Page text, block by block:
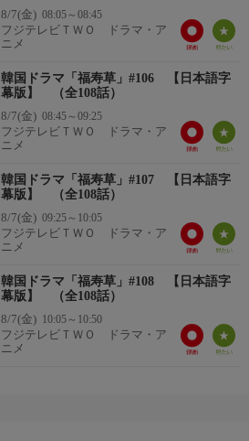
8/7(金) 08:05～08:45
フジテレビＴＷＯ ドラマ・ア
ニメ
韓国ドラマ「福寿草」#106 【日本語字
幕版】 （全108話）
8/7(金) 08:45～09:25
フジテレビＴＷＯ ドラマ・ア
ニメ
韓国ドラマ「福寿草」#107 【日本語字
幕版】 （全108話）
8/7(金) 09:25～10:05
フジテレビＴＷＯ ドラマ・ア
ニメ
韓国ドラマ「福寿草」#108 【日本語字
幕版】 （全108話）
8/7(金) 10:05～10:50
フジテレビＴＷＯ ドラマ・ア
ニメ